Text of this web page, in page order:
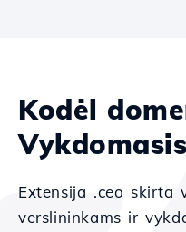
Kodėl
Extensija .ceo skirta
verslininkams ir